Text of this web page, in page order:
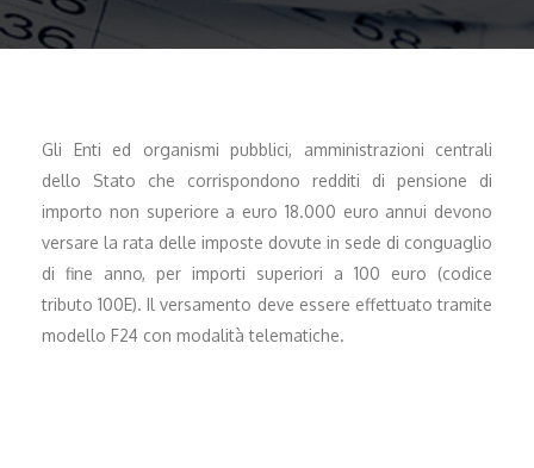
Gli Enti ed organismi pubblici, amministrazioni centrali
dello Stato che corrispondono redditi di pensione di
importo non superiore a euro 18.000 euro annui devono
versare la rata delle imposte dovute in sede di conguaglio
di fine anno, per importi superiori a 100 euro (codice
tributo 100E). Il versamento deve essere effettuato tramite
modello F24 con modalità telematiche.